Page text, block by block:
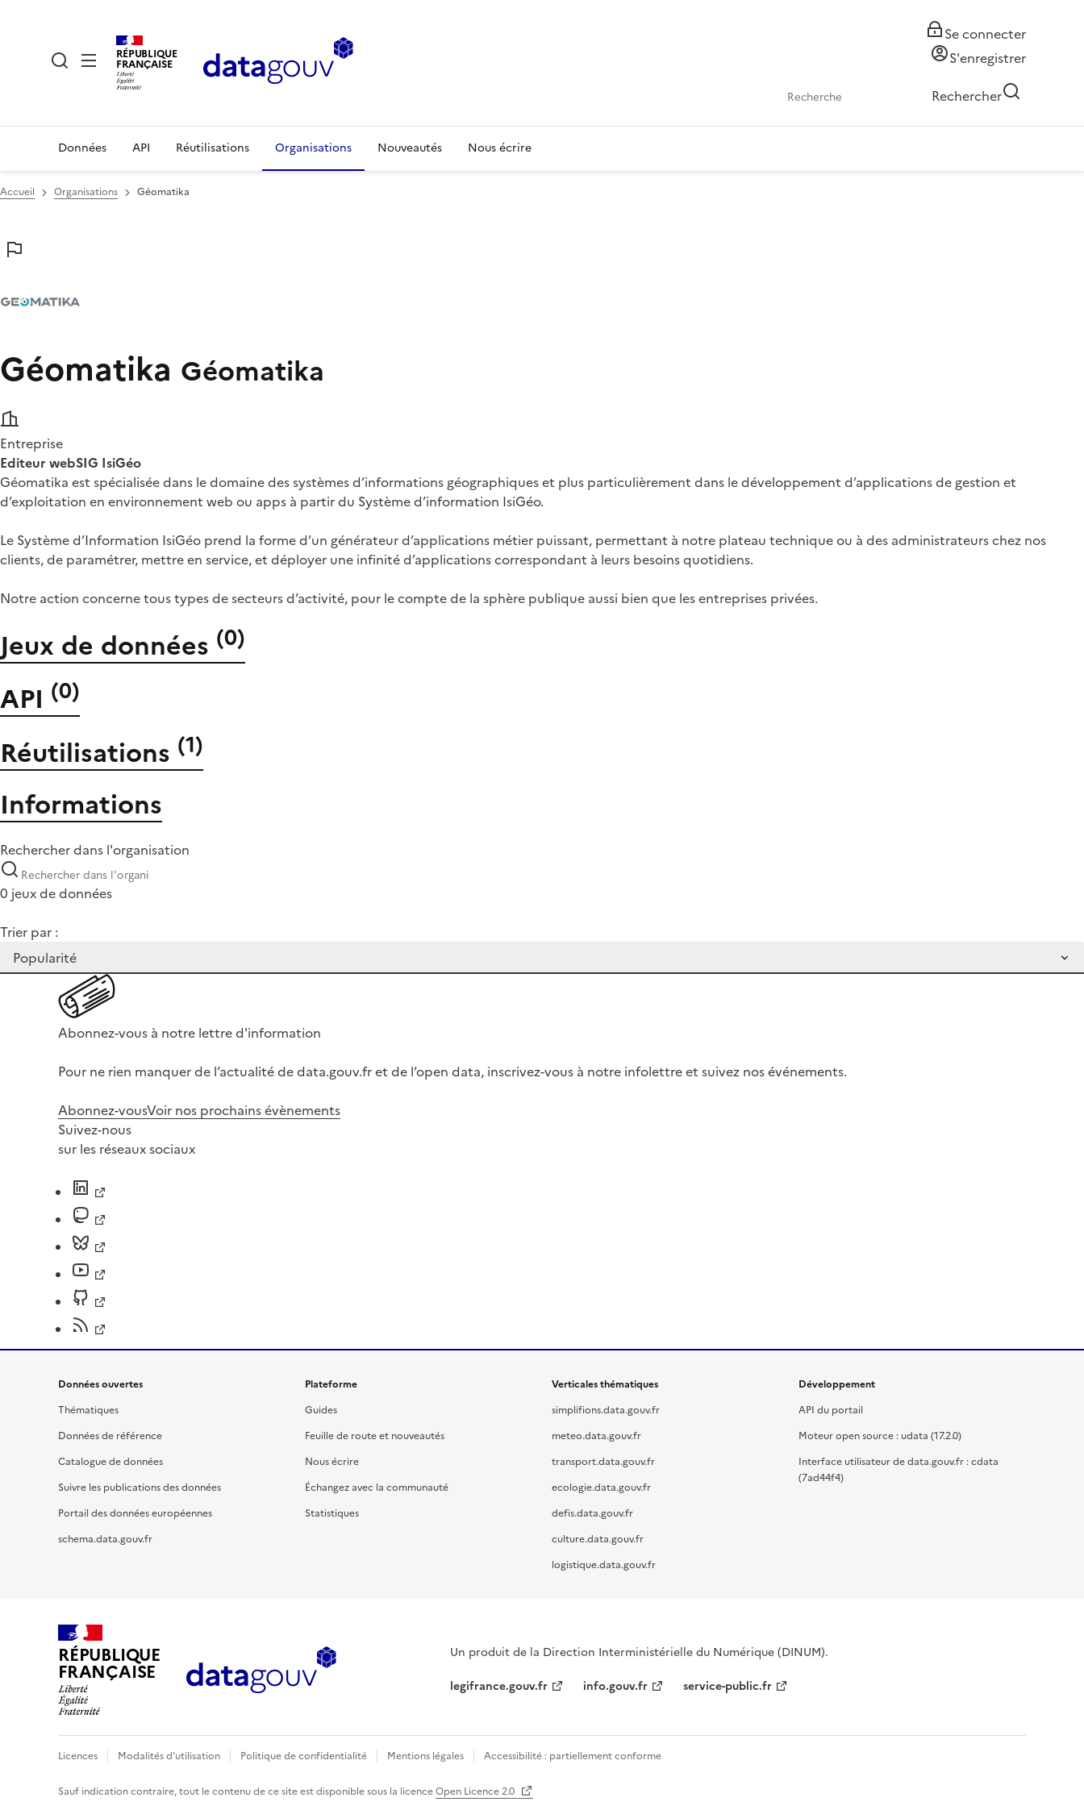
RÉPUBLIQUE
FRANÇAISE
Se connecter
S'enregistrer
Rechercher
Données API Réutilisations Organisations Nouveautés Nous écrire
Accueil Organisations Géomatika
Géomatika Géomatika
Entreprise
Editeur webSIG IsiGéo
Géomatika est spécialisée dans le domaine des systèmes d’informations géographiques et plus particulièrement dans le développement d’applications de gestion et
d’exploitation en environnement web ou apps à partir du Système d’information IsiGéo.
Le Système d’Information IsiGéo prend la forme d’un générateur d’applications métier puissant, permettant à notre plateau technique ou à des administrateurs chez nos
clients, de paramétrer, mettre en service, et déployer une infinité d’applications correspondant à leurs besoins quotidiens.
Notre action concerne tous types de secteurs d’activité, pour le compte de la sphère publique aussi bien que les entreprises privées.
Jeux de données (0)
API (0)
Réutilisations (1)
Informations
Rechercher dans l'organisation
0 jeux de données
Trier par :
Abonnez-vous à notre lettre d'information
Pour ne rien manquer de l’actualité de data.gouv.fr et de l’open data, inscrivez-vous à notre infolettre et suivez nos événements.
Abonnez-vousVoir nos prochains évènements
Suivez-nous
sur les réseaux sociaux
Données ouvertes
Thématiques
Données de référence
Catalogue de données
Suivre les publications des données
Portail des données européennes
schema.data.gouv.fr
Plateforme
Guides
Feuille de route et nouveautés
Nous écrire
Échangez avec la communauté
Statistiques
Verticales thématiques
simplifions.data.gouv.fr
meteo.data.gouv.fr
transport.data.gouv.fr
ecologie.data.gouv.fr
defis.data.gouv.fr
culture.data.gouv.fr
logistique.data.gouv.fr
Développement
API du portail
Moteur open source : udata (17.2.0)
Interface utilisateur de data.gouv.fr : cdata
(7ad44f4)
RÉPUBLIQUE
FRANÇAISE
Un produit de la Direction Interministérielle du Numérique (DINUM).
legifrance.gouv.fr
info.gouv.fr service-public.fr
Licences Modalités d'utilisation Politique de confidentialité Mentions légales Accessibilité : partiellement conforme
Sauf indication contraire, tout le contenu de ce site est disponible sous la licenceOpen Licence 2.0